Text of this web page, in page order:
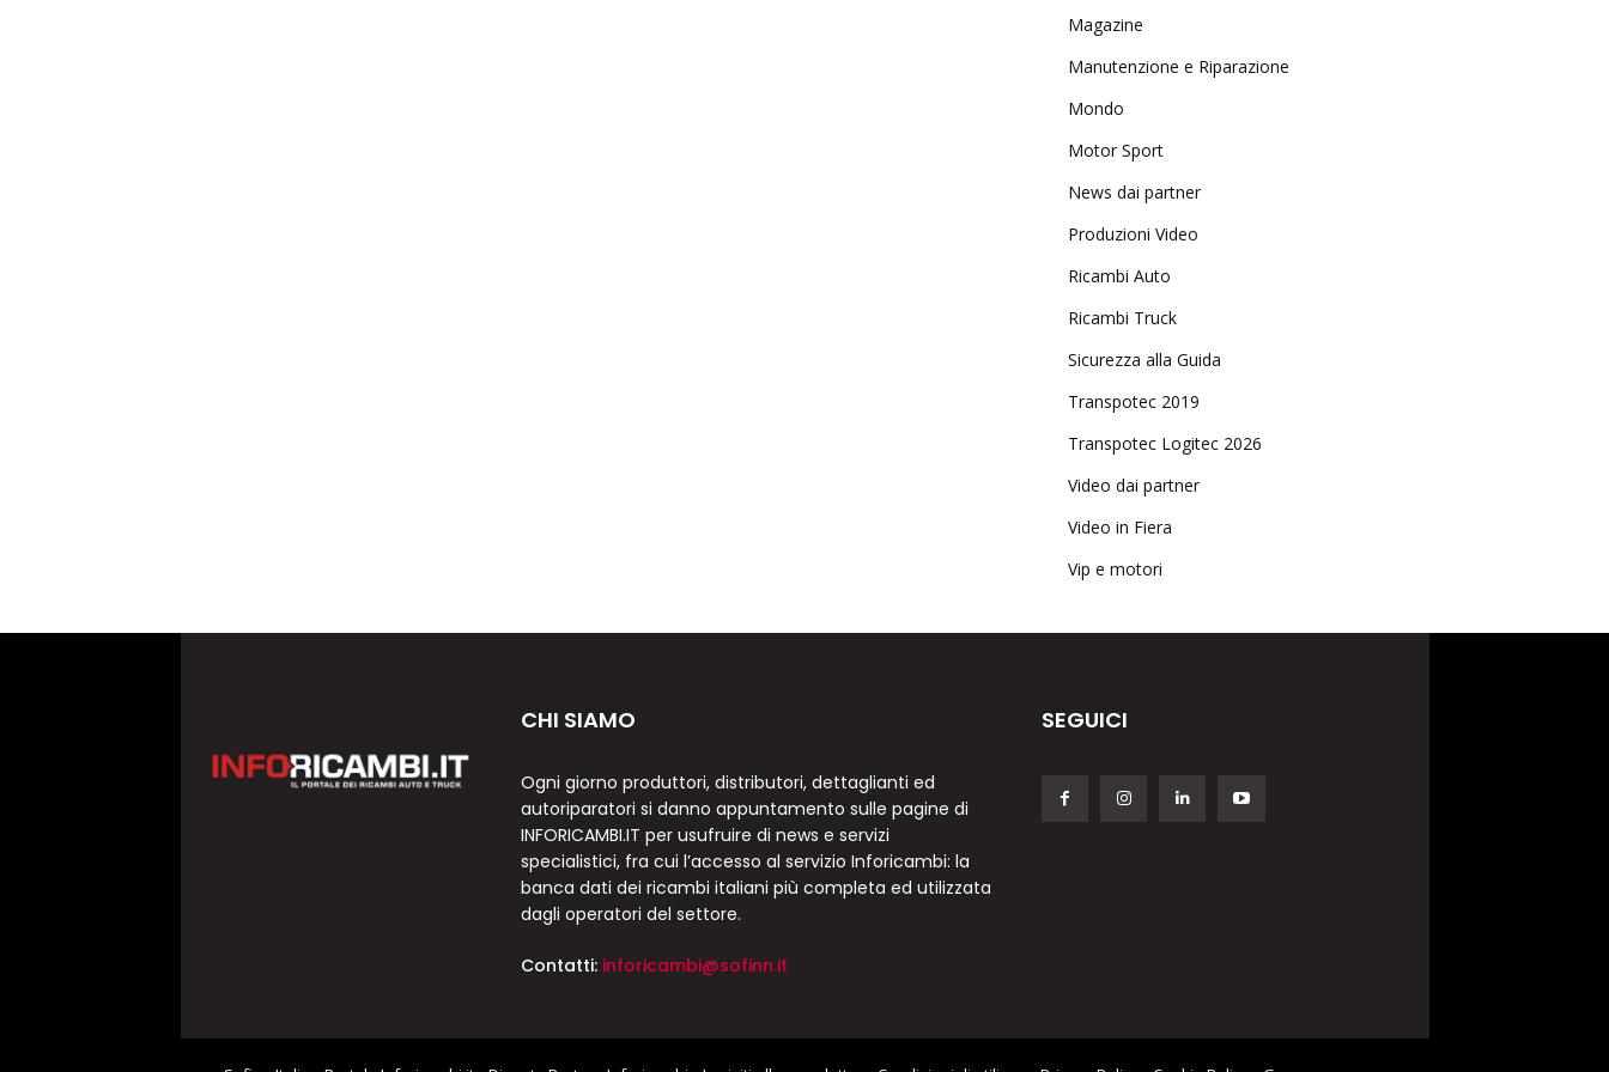
Magazine
Manutenzione e Riparazione
Mondo
Motor Sport
News dai partner
Produzioni Video
Ricambi Auto
Ricambi Truck
Sicurezza alla Guida
Transpotec 2019
Transpotec Logitec 2026
Video dai partner
Video in Fiera
Vip e motori
CHI SIAMO
Ogni giorno produttori, distributori, dettaglianti ed
autoriparatori si danno appuntamento sulle pagine di
INFORICAMBI.IT per usufruire di news e servizi
specialistici, fra cui l’accesso al servizio Inforicambi: la
banca dati dei ricambi italiani più completa ed utilizzata
dagli operatori del settore.
Contatti: inforicambi@sofinn.it
SEGUICI